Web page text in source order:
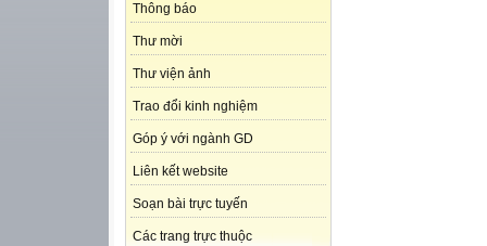
Thông báo
Thư mời
Thư viện ảnh
Trao đổi kinh nghiệm
Góp ý với ngành GD
Liên kết website
Soạn bài trực tuyến
Các trang trực thuộc